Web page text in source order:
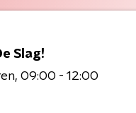
Slag!
09:00 - 12:00